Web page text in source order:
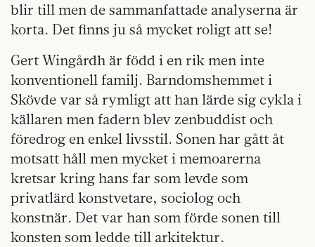
blir till men de sammanfattade analyserna är
korta. Det finns ju så mycket roligt att se!
Gert Wingårdh är född i en rik men inte
konventionell familj. Barndomshemmet i
Skövde var så rymligt att han lärde sig cykla i
källaren men fadern blev zenbuddist och
föredrog en enkel livsstil. Sonen har gått åt
motsatt håll men mycket i memoarerna
kretsar kring hans far som levde som
privatlärd konstvetare, sociolog och
konstnär. Det var han som förde sonen till
konsten som ledde till arkitektur.